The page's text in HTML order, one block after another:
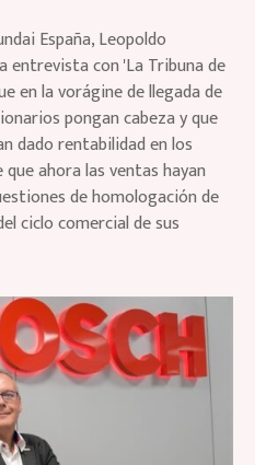
España, Leopoldo
entrevista con 'La Tribuna de
en la vorágine de llegada de
pongan cabeza y que
dado rentabilidad en los
ahora las ventas hayan
de homologación de
ciclo comercial de sus